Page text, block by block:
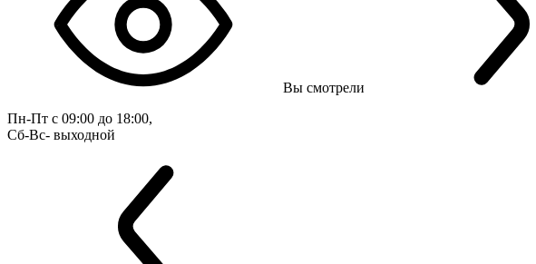
Вы смотрели
Пн-Пт с 09:00 до 18:00,
Сб-Вс- выходной